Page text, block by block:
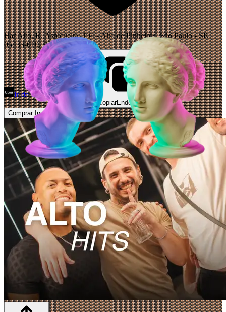
Bar Alto, R. Aspicuelta, 194 - Alto de Pinheiros, São Paulo - SP,
05433-010, Brasil
Ir de Uber Abrir Maps
CopiarEndereço
Comprar Ingressos